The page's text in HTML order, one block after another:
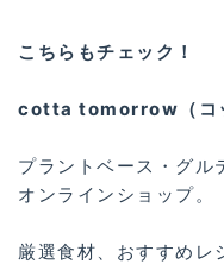
こちらもチェック！
cotta tomorrow（コ
プラントベース・グル
オンラインショップ。
厳選食材、おすすめ